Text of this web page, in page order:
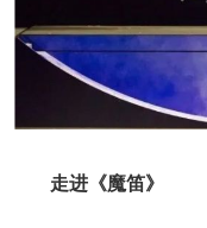
走进《魔笛》